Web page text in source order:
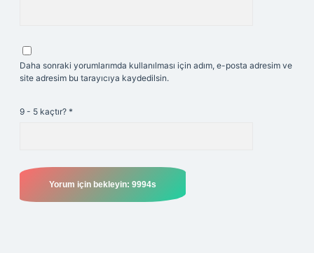
Daha sonraki yorumlarımda kullanılması için adım, e-posta adresim ve
site adresim bu tarayıcıya kaydedilsin.
9 - 5 kaçtır? *